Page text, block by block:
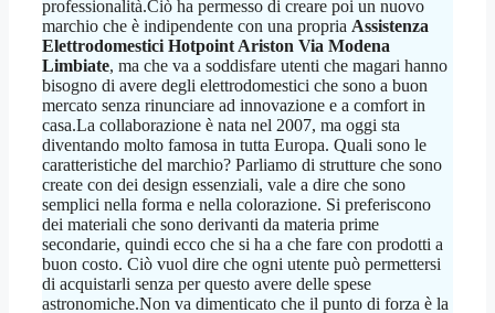
professionalità.Ciò ha permesso di creare poi un nuovo
marchio che è indipendente con una propria Assistenza
Elettrodomestici Hotpoint Ariston Via Modena
Limbiate, ma che va a soddisfare utenti che magari hanno
bisogno di avere degli elettrodomestici che sono a buon
mercato senza rinunciare ad innovazione e a comfort in
casa.La collaborazione è nata nel 2007, ma oggi sta
diventando molto famosa in tutta Europa. Quali sono le
caratteristiche del marchio? Parliamo di strutture che sono
create con dei design essenziali, vale a dire che sono
semplici nella forma e nella colorazione. Si preferiscono
dei materiali che sono derivanti da materia prime
secondarie, quindi ecco che si ha a che fare con prodotti a
buon costo. Ciò vuol dire che ogni utente può permettersi
di acquistarli senza per questo avere delle spese
astronomiche.Non va dimenticato che il punto di forza è la